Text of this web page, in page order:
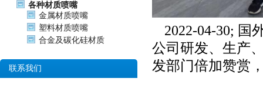
各种材质喷嘴
金属材质喷嘴
塑料材质喷嘴
合金及碳化硅材质
联系我们
2022-04-30; 国
公司研发、生产
发部门倍加赞赏